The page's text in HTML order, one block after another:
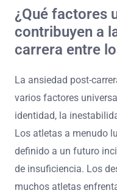
¿Qué factores
contribuyen a
carrera entre
La ansiedad post-
varios factores
identidad, la
Los atletas a menudo
definido a un futuro
de insuficiencia. Los
muchos atletas